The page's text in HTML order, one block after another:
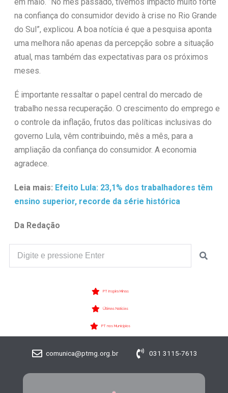
na confiança do consumidor devido à crise no Rio Grande
do Sul”, explicou. A boa notícia é que a pesquisa aponta
uma melhora não apenas da percepção sobre a situação
atual, mas também das expectativas para os próximos
meses.
É importante ressaltar o papel central do mercado de
trabalho nessa recuperação. O crescimento do emprego e
o controle da inflação, frutos das políticas inclusivas do
governo Lula, vêm contribuindo, mês a mês, para a
ampliação da confiança do consumidor. A economia
agradece.
Leia mais: Efeito Lula: 23,1% dos trabalhadores têm
ensino superior, recorde da série histórica
Da Redação
PT Inspira Minas
Últimas Notícias
PT nos Municípios
comunica@ptmg.org.br 031 3115-7613